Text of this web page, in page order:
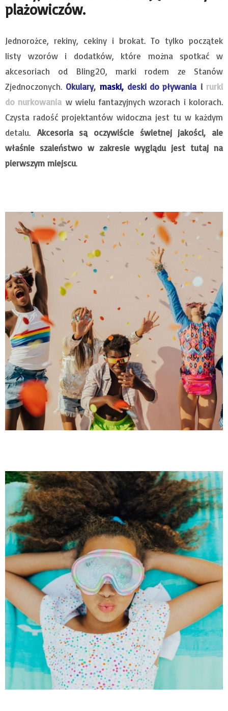
plażowiczów.
Jednorożce, rekiny, cekiny i brokat. To tylko początek
listy wzorów i dodatków, które można spotkać w
akcesoriach od Bling2O, marki rodem ze Stanów
Zjednoczonych. Okulary, maski, deski do pływaniairurki
do nurkowania w wielu fantazyjnych wzorach i kolorach.
Czysta radość projektantów widoczna jest tu w każdym
detalu. Akcesoria są oczywiście świetnej jakości, ale
właśnie szaleństwo w zakresie wyglądu jest tutaj na
pierwszym miejscu.